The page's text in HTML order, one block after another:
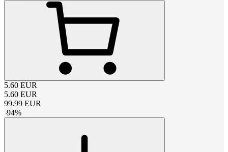
5.60 EUR
5.60 EUR
99.99 EUR
-94%